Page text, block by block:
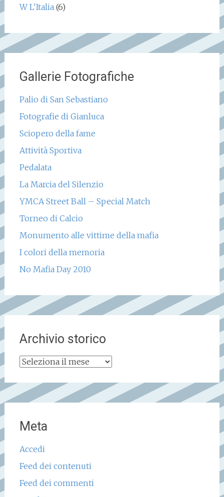
W L'Italia(6)
Gallerie Fotografiche
Palio di San Sebastiano
Fotografie di Gianluca
Sciopero della fame
Attività Sportiva
Pedalata
La Marcia del Silenzio
YMCA Street Ball – Special Match
Torneo di Calcio
Monumento alle vittime della mafia
I colori della memoria
No Mafia Day 2010
Archivio storico
Archivio
Meta
Accedi
Feed dei contenuti
Feed dei commenti